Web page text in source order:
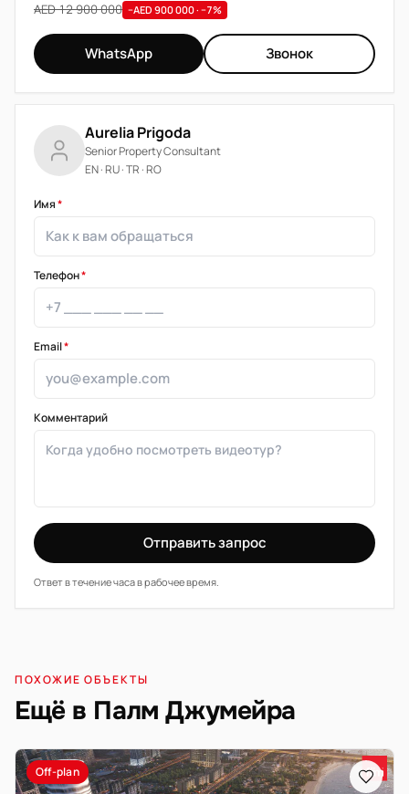
AED 12 900 000 −AED 900 000 · −7%
WhatsApp Звонок
Aurelia Prigoda
Senior Property Consultant
EN · RU · TR · RO
Имя*
Телефон*
Email*
Комментарий
Отправить запрос
Ответ в течение часа в рабочее время.
ПОХОЖИЕ ОБЪЕКТЫ
Ещё в Палм Джумейра
Off-plan